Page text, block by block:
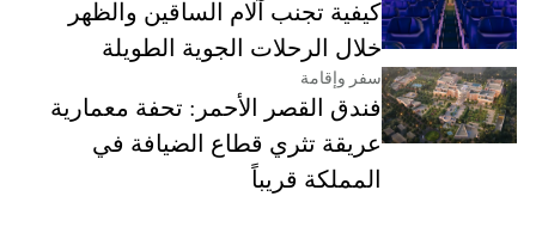
كيفية تجنب آلام الساقين والظهر
خلال الرحلات الجوية الطويلة
سفر وإقامة
فندق القصر الأحمر: تحفة معمارية
عريقة تثري قطاع الضيافة في
المملكة قريباً